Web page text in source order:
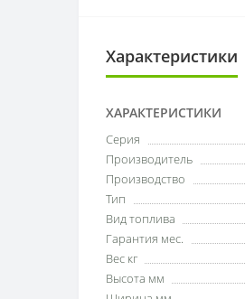
Характеристики
ХАРАКТЕРИСТИКИ
Серия
Производитель
Производство
Тип
Вид топлива
Гарантия мес.
Вес кг
Высота мм